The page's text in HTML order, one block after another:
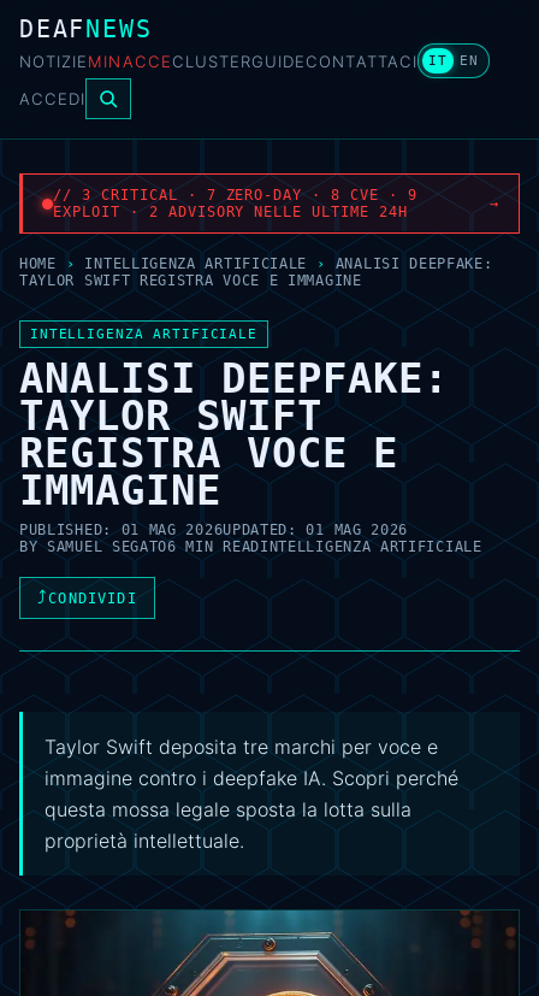
DEAFNEWS
NOTIZIEMINACCECLUSTERGUIDECONTATTACI IT EN
ACCEDI
// 3 CRITICAL · 7 ZERO-DAY · 8 CVE · 9
EXPLOIT · 2 ADVISORY NELLE ULTIME 24H
→
HOME › INTELLIGENZA ARTIFICIALE ›
ANALISI DEEPFAKE:
TAYLOR SWIFT REGISTRA VOCE E IMMAGINE
INTELLIGENZA ARTIFICIALE
ANALISI DEEPFAKE:
TAYLOR SWIFT
REGISTRA VOCE E
IMMAGINE
PUBLISHED:01 MAG 2026UPDATED:01 MAG 2026
BYSAMUEL SEGATO6 MIN READINTELLIGENZA ARTIFICIALE
⤴CONDIVIDI
Taylor Swift deposita tre marchi per voce e
immagine contro i deepfake IA. Scopri perché
questa mossa legale sposta la lotta sulla
proprietà intellettuale.